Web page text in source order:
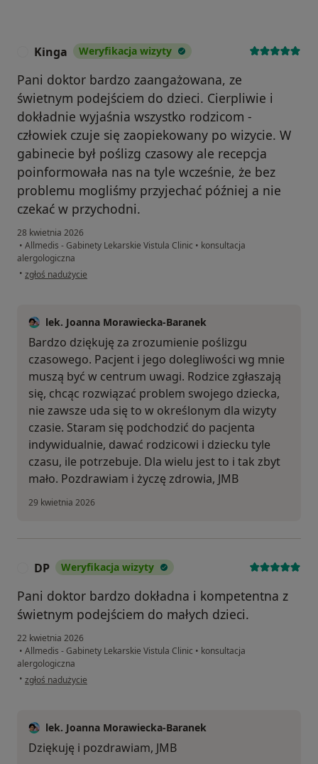
Kinga Weryfikacja wizyty
Pani doktor bardzo zaangażowana, ze
świetnym podejściem do dzieci. Cierpliwie i
dokładnie wyjaśnia wszystko rodzicom -
człowiek czuje się zaopiekowany po wizycie. W
gabinecie był poślizg czasowy ale recepcja
poinformowała nas na tyle wcześnie, że bez
problemu mogliśmy przyjechać później a nie
czekać w przychodni.
28 kwietnia 2026
• Allmedis - Gabinety Lekarskie Vistula Clinic • konsultacja
alergologiczna
• w opinii użytkownika Kinga
zgłoś nadużycie
lek. Joanna Morawiecka-Baranek
Bardzo dziękuję za zrozumienie poślizgu
czasowego. Pacjent i jego dolegliwości wg mnie
muszą być w centrum uwagi. Rodzice zgłaszają
się, chcąc rozwiązać problem swojego dziecka,
nie zawsze uda się to w określonym dla wizyty
czasie. Staram się podchodzić do pacjenta
indywidualnie, dawać rodzicowi i dziecku tyle
czasu, ile potrzebuje. Dla wielu jest to i tak zbyt
mało. Pozdrawiam i życzę zdrowia, JMB
29 kwietnia 2026
DP Weryfikacja wizyty
Pani doktor bardzo dokładna i kompetentna z
świetnym podejściem do małych dzieci.
22 kwietnia 2026
• Allmedis - Gabinety Lekarskie Vistula Clinic • konsultacja
alergologiczna
• w opinii użytkownika DP
zgłoś nadużycie
lek. Joanna Morawiecka-Baranek
Dziękuję i pozdrawiam, JMB